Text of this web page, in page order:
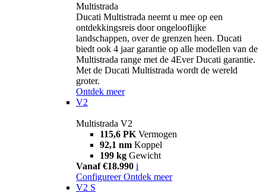
Multistrada
Ducati Multistrada neemt u mee op een
ontdekkingsreis door ongelooflijke
landschappen, over de grenzen heen. Ducati
biedt ook 4 jaar garantie op alle modellen van de
Multistrada range met de 4Ever Ducati garantie.
Met de Ducati Multistrada wordt de wereld
groter.
Ontdek meer
V2
Multistrada V2
115,6 PK Vermogen
92,1 nm Koppel
199 kg Gewicht
Vanaf €18.990 i
Configureer Ontdek meer
V2 S